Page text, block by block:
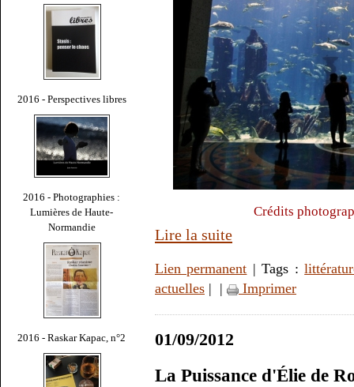
2016 - Perspectives libres
2016 - Photographies :
Lumières de Haute-
Normandie
2016 - Raskar Kapac, n°2
Crédits
Lire la suite
Lien permanent | Tags :
actuelles | | Imprimer
01/09/2012
La Puissance d'Élie de